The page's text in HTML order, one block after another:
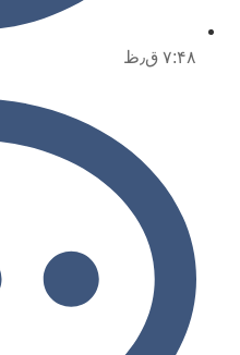
۷:۴۸ ق٫ظ